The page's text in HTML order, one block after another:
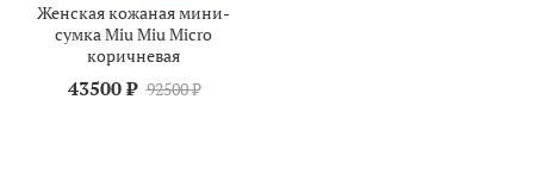
Женская кожаная мини-
сумка Miu Miu Micro
коричневая
43500 ₽ 92500 ₽